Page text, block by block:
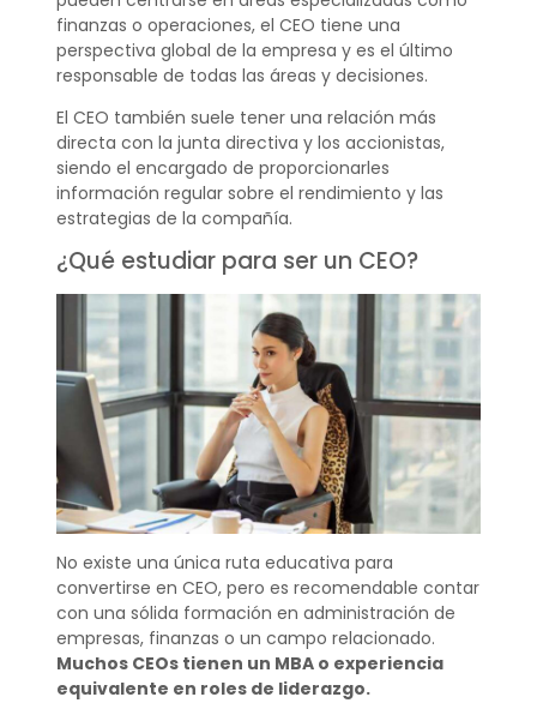
finanzas o operaciones, el CEO tiene una
perspectiva global de la empresa y es el último
responsable de todas las áreas y decisiones.
El CEO también suele tener una relación más
directa con la junta directiva y los accionistas,
siendo el encargado de proporcionarles
información regular sobre el rendimiento y las
estrategias de la compañía.
¿Qué estudiar para ser un CEO?
No existe una única ruta educativa para
convertirse en CEO, pero es recomendable contar
con una sólida formación en administración de
empresas, finanzas o un campo relacionado.
Muchos CEOs tienen un MBA o experiencia
equivalente en roles de liderazgo.